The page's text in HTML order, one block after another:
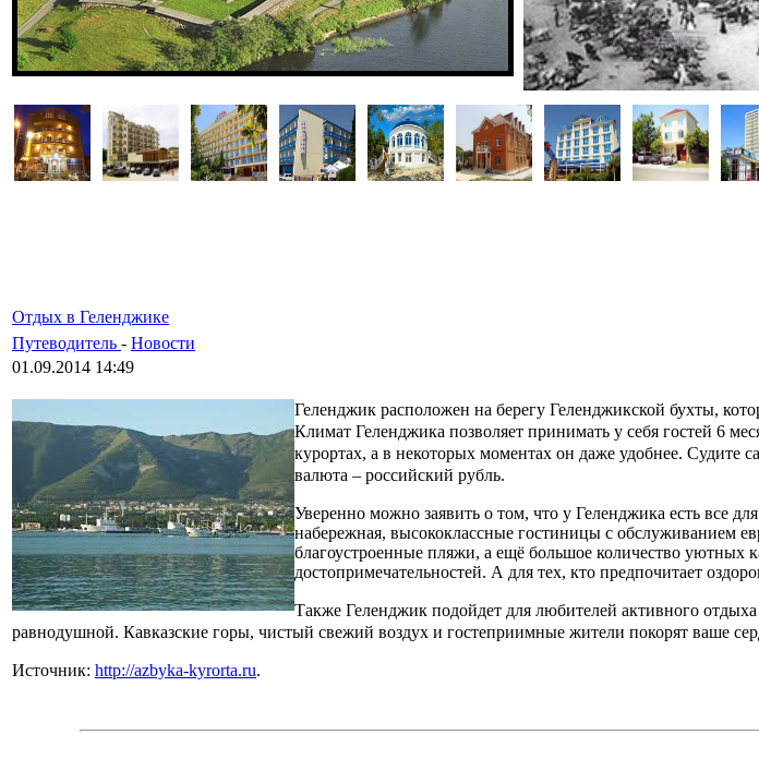
Отдых в Геленджике
Путеводитель - Новости
01.09.2014 14:49
Геленджик расположен на берегу Геленджикской бухты,
Климат Геленджика позволяет принимать у себя гостей 6
курортах, а в некоторых моментах он даже удобнее. Судите
валюта – российский рубль.
Уверенно можно заявить о том, что у Геленджика есть все
набережная, высококлассные гостиницы с обслуживанием
благоустроенные пляжи, а ещё большое количество уютных
достопримечательностей. А для тех, кто предпочитает
Также Геленджик подойдет для любителей активного отдыха
равнодушной. Кавказские горы, чистый свежий воздух и гостеприимные жители покорят ваше
Источник: http://azbyka-kyrorta.ru.